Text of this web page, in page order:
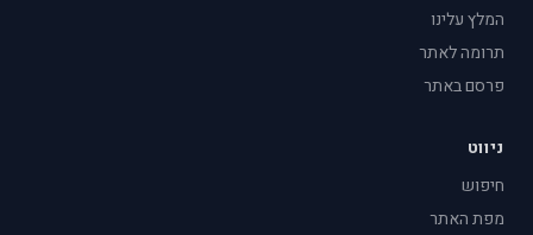
המלץ עלינו
תרומה לאתר
פרסם באתר
ניווט
חיפוש
מפת האתר